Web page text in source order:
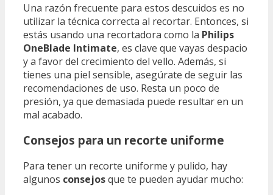
Una razón frecuente para estos descuidos es no
utilizar la técnica correcta al recortar. Entonces, si
estás usando una recortadora como la Philips
OneBlade Intimate, es clave que vayas despacio
y a favor del crecimiento del vello. Además, si
tienes una piel sensible, asegúrate de seguir las
recomendaciones de uso. Resta un poco de
presión, ya que demasiada puede resultar en un
mal acabado.
Consejos para un recorte uniforme
Para tener un recorte uniforme y pulido, hay
algunos consejosque te pueden ayudar mucho: